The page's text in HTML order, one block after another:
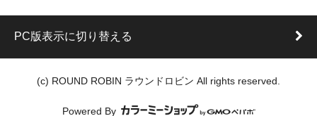
PC版表示に切り替える
(c) ROUND ROBIN ラウンドロビン All rights reserved.
Powered By